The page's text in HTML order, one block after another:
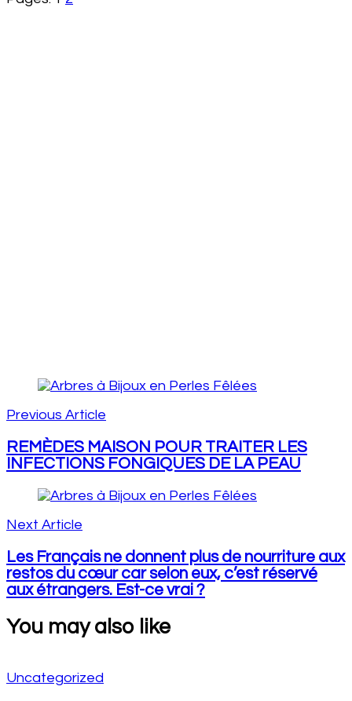
Post
Navigation
Previous Article
REMÈDES MAISON POUR TRAITER LES
INFECTIONS FONGIQUES DE LA PEAU
Next Article
Les Français ne donnent plus de nourriture aux
restos du cœur car selon eux, c’est réservé
aux étrangers. Est-ce vrai ?
You may also like
Uncategorized